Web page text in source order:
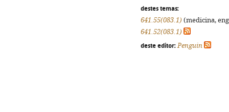
destes temas:
641.55(083.1) (medicina,
641.52(083.1)
deste editor: Penguin